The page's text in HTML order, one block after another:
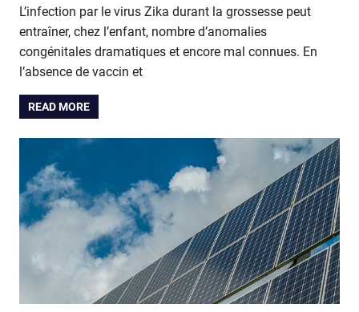
L’infection par le virus Zika durant la grossesse peut
entraîner, chez l’enfant, nombre d’anomalies
congénitales dramatiques et encore mal connues. En
l’absence de vaccin et
READ MORE